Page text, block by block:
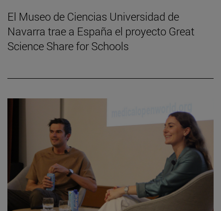
El Museo de Ciencias Universidad de
Navarra trae a España el proyecto Great
Science Share for Schools